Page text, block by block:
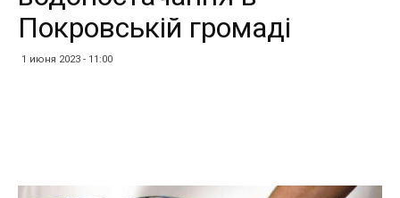
Покровській громаді
1 июня 2023 - 11:00